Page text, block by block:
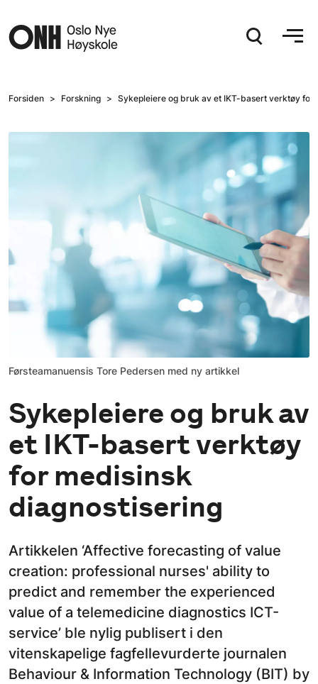
Forsiden Forskning Sykepleiere og bruk av et IKT-basert verktøy for
Førsteamanuensis Tore Pedersen med ny artikkel
Sykepleiere og bruk av
et IKT-basert verktøy
for medisinsk
diagnostisering
Artikkelen ‘Affective forecasting of value
creation: professional nurses' ability to
predict and remember the experienced
value of a telemedicine diagnostics ICT-
service’ ble nylig publisert i den
vitenskapelige fagfellevurderte journalen
Behaviour & Information Technology (BIT) by